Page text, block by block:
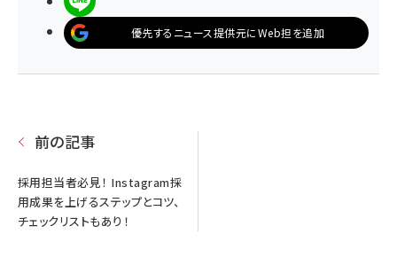
優先するニュース提供元にWeb担を追加
前の記事
採用担当者必見！ Instagram採
用成果を上げるステップとコツ、
チェックリストもあり！